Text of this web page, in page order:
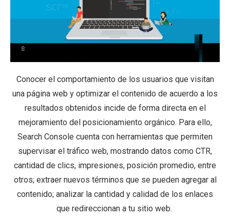
Conocer el comportamiento de los usuarios que visitan
una página web y optimizar el contenido de acuerdo a los
resultados obtenidos incide de forma directa en el
mejoramiento del posicionamiento orgánico. Para ello,
Search Console cuenta con herramientas que permiten
supervisar el tráfico web, mostrando datos como CTR,
cantidad de clics, impresiones, posición promedio, entre
otros; extraer nuevos términos que se pueden agregar al
contenido; analizar la cantidad y calidad de los enlaces
que redireccionan a tu sitio web.